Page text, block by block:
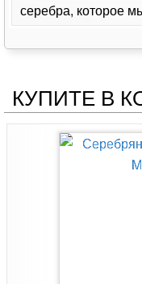
серебра, которое
КУПИТЕ В